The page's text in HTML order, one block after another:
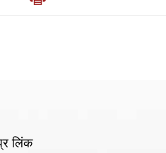
लिंक